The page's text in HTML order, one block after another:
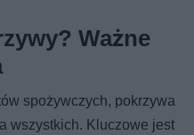
Ważne
spożywczych, pokrzywa
wszystkich. Kluczowe jest